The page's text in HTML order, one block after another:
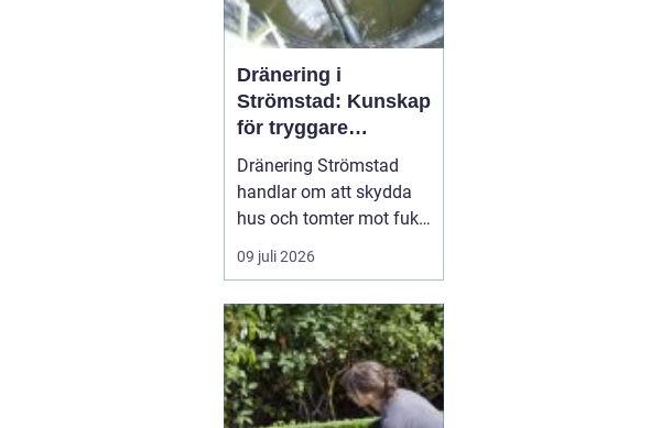
Dränering i
Strömstad: Kunskap
för tryggare
husgrunder
Dränering Strömstad
handlar om att skydda
hus och tomter mot fukt,
läckage och långsiktiga
skador i en miljö som
kustklimat, klippor och
varierande
markförhållanden.
Genom att förstå...
09 juli 2026